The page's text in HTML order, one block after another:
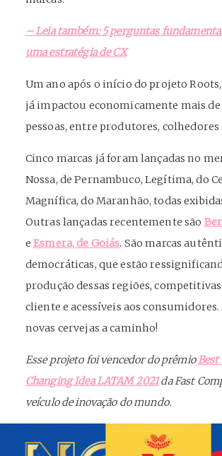
– Leia também: 5 perguntas
uma estratégia de CX
Um ano após o início do projeto
já impactou economicamente mais
pessoas, entre produtores, colhedores
Cinco marcas já foram lançadas no
Nossa, de Pernambuco, Legítima, do
Magnífica, do Maranhão, todas
Outras lançadas recentemente são
eEsmera, de Goiás. São marcas
democráticas, que estão
produção dessas regiões,
cliente e acessíveis aos
novas cervejas a caminho!
Esse projeto foi vencedor do prêmioBest
Changing Idea LATAM 2021da Fast
veículo de inovação do mundo.